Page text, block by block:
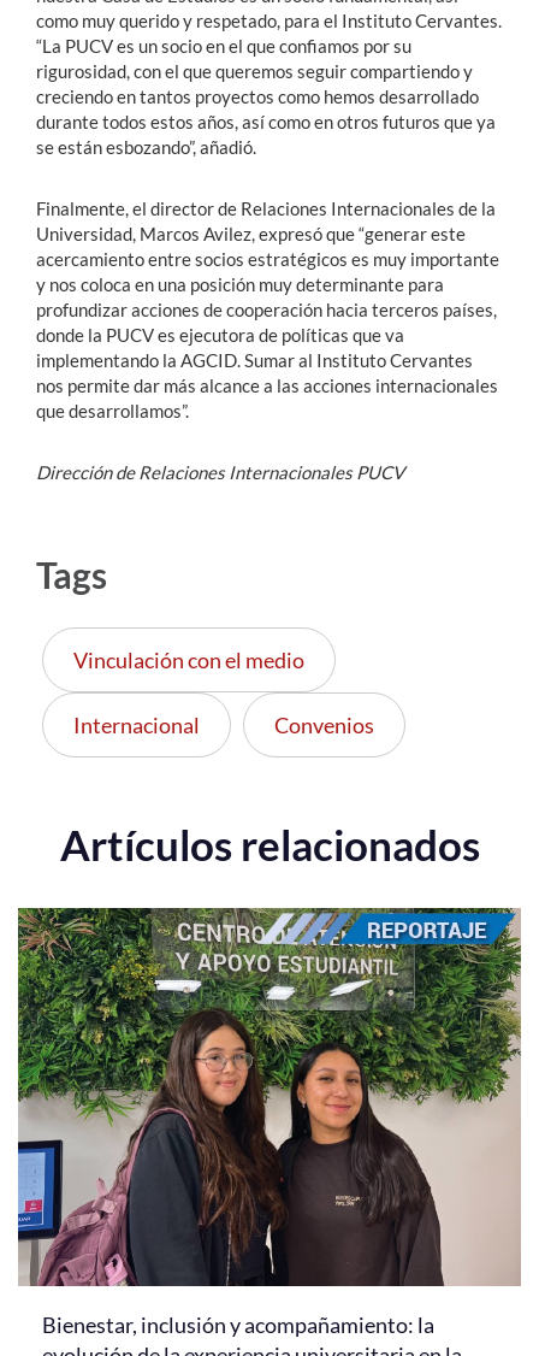
como muy querido y respetado, para el Instituto Cervantes.
“La PUCV es un socio en el que confiamos por su
rigurosidad, con el que queremos seguir compartiendo y
creciendo en tantos proyectos como hemos desarrollado
durante todos estos años, así como en otros futuros que ya
se están esbozando”, añadió.
Finalmente, el director de Relaciones Internacionales de la
Universidad, Marcos Avilez, expresó que “generar este
acercamiento entre socios estratégicos es muy importante
y nos coloca en una posición muy determinante para
profundizar acciones de cooperación hacia terceros países,
donde la PUCV es ejecutora de políticas que va
implementando la AGCID. Sumar al Instituto Cervantes
nos permite dar más alcance a las acciones internacionales
que desarrollamos”.
Dirección de Relaciones Internacionales PUCV
Tags
Vinculación con el medio
Internacional Convenios
Artículos relacionados
Bienestar, inclusión y acompañamiento: la